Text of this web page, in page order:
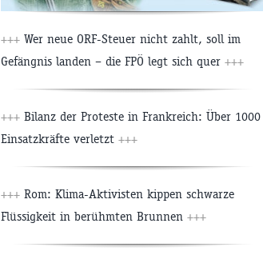
+++ Wer neue ORF-Steuer nicht zahlt, soll im
Gefängnis landen – die FPÖ legt sich quer +++
+++ Bilanz der Proteste in Frankreich: Über 1000
Einsatzkräfte verletzt +++
+++ Rom: Klima-Aktivisten kippen schwarze
Flüssigkeit in berühmten Brunnen +++